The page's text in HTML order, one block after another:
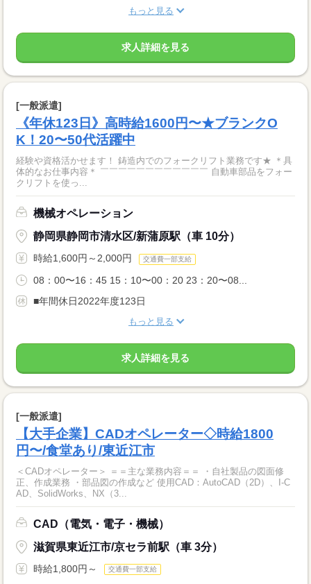
もっと見る
求人詳細を見る
[一般派遣]
《年休123日》高時給1600円〜★ブランクO
K！20〜50代活躍中
経験や資格活かせます！ 鋳造内でのフォークリフト業務です★ ＊具
体的なお仕事内容＊ ￣￣￣￣￣￣￣￣￣￣￣￣ 自動車部品をフォー
クリフトを使っ...
機械オペレーション
静岡県静岡市清水区/新蒲原駅（車 10分）
時給1,600円～2,000円 交通費一部支給
08：00〜16：45 15：10〜00：20 23：20〜08...
■年間休日2022年度123日
もっと見る
求人詳細を見る
[一般派遣]
【大手企業】CADオペレーター◇時給1800
円〜/食堂あり/東近江市
＜CADオペレーター＞ ＝＝主な業務内容＝＝ ・自社製品の図面修
正、作成業務 ・部品図の作成など 使用CAD：AutoCAD（2D）、I-C
AD、SolidWorks、NX（3...
CAD（電気・電子・機械）
滋賀県東近江市/京セラ前駅（車 3分）
時給1,800円～ 交通費一部支給